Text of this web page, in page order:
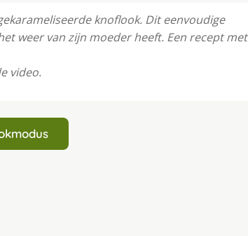
knoflook. Dit eenvoudige
weer van zijn moeder heeft. Een recept met
video.